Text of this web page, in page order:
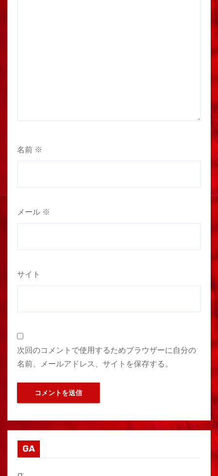
名前 ※
メール ※
サイト
次回のコメントで使用するためブラウザーに自分の
名前、メールアドレス、サイトを保存する。
GA